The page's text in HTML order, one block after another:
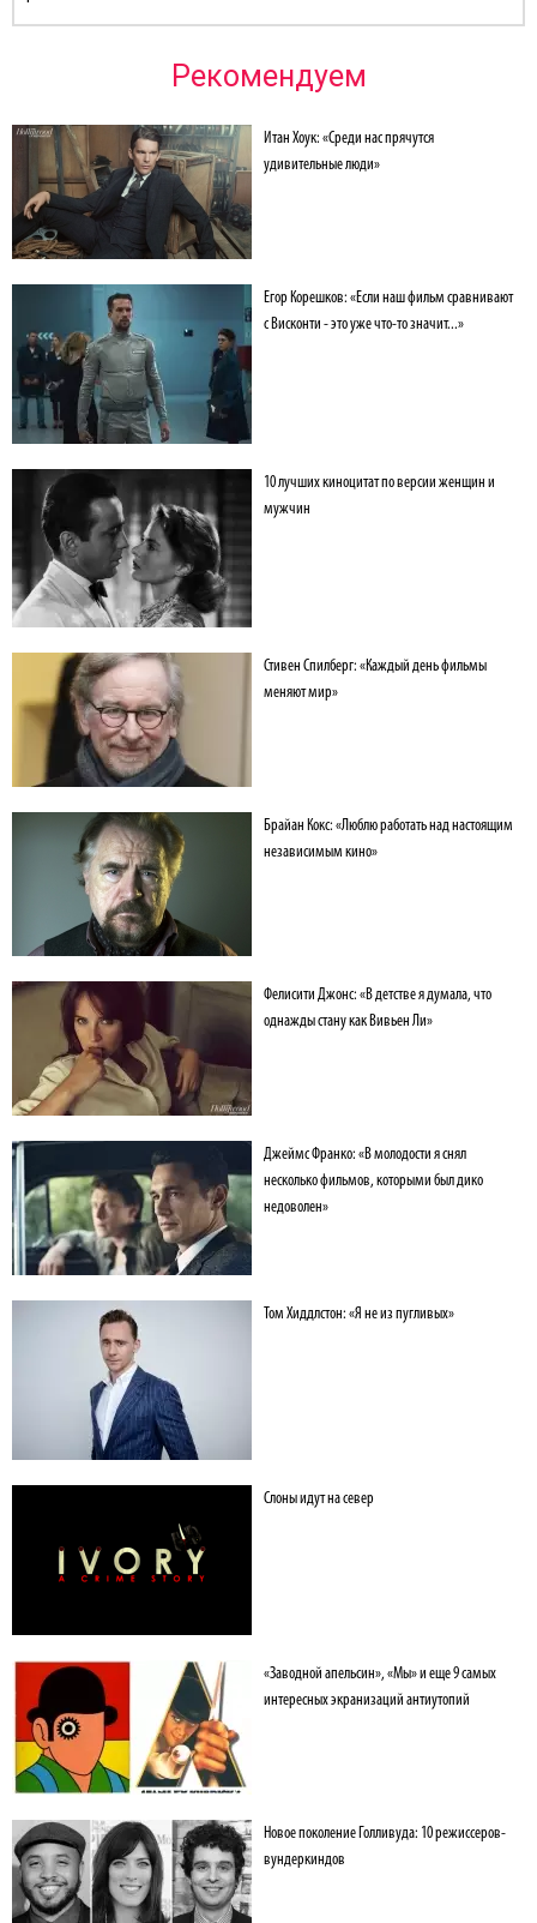
Хлебникова
Рекомендуем
Итан Хоук: «Среди нас прячутся
удивительные люди»
Егор Корешков: «Если наш фильм сравнивают
с Висконти - это уже что-то значит...»
10 лучших киноцитат по версии женщин и
мужчин
Стивен Спилберг: «Каждый день фильмы
меняют мир»
Брайан Кокс: «Люблю работать над настоящим
независимым кино»
Фелисити Джонс: «В детстве я думала, что
однажды стану как Вивьен Ли»
Джеймс Франко: «В молодости я снял
несколько фильмов, которыми был дико
недоволен»
Том Хиддлстон: «Я не из пугливых»
Слоны идут на север
«Заводной апельсин», «Мы» и еще 9 самых
интересных экранизаций антиутопий
Новое поколение Голливуда: 10 режиссеров-
вундеркиндов